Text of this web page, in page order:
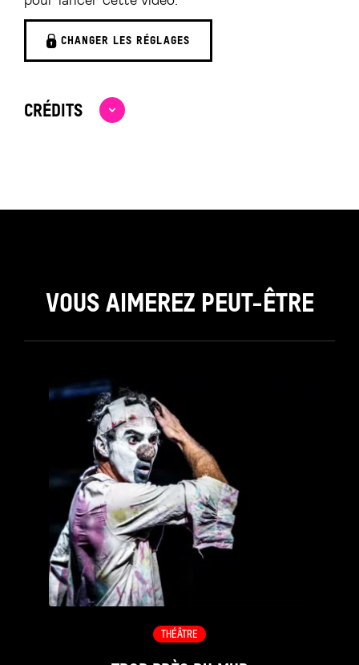
CHANGER LES RÉGLAGES
CRÉDITS
VOUS AIMEREZ PEUT-ÊTRE
THÉÂTRE